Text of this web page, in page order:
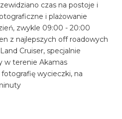
czas na postoje i
i plażowanie
zwykle 09:00 - 20:00
z najlepszych off roadowych
Cruiser, specjalnie
w terenie Akamas
fotografię wycieczki, na